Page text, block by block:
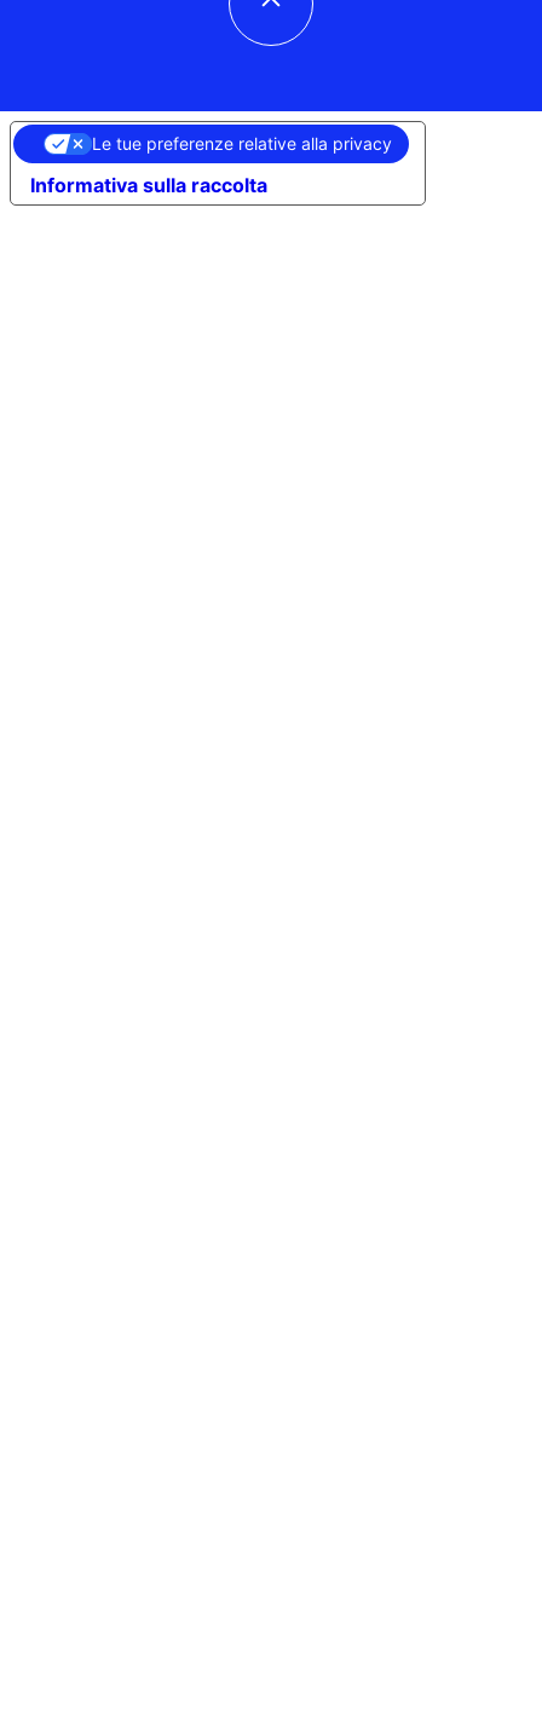
Informativa sulla raccolta
Le tue preferenze relative alla privacy